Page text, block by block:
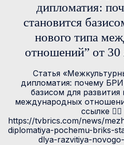
дипломатия:
становится
нового типа
отношений” от 30
Статья
дипломатия: почему
базисом для развития
международных
ссылке 👉🏻
https://tvbrics.com/news/
diplomatiya-pochemu-briks-
dlya-razvitiya-